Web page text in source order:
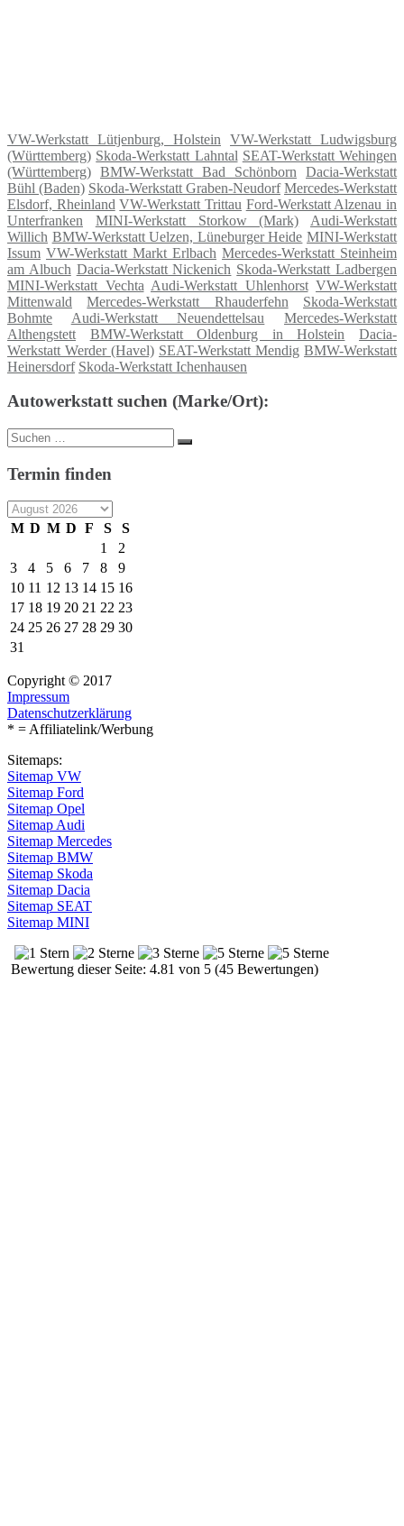
VW-Werkstatt Lütjenburg, Holstein
VW-Werkstatt Ludwigsburg
(Württemberg) Skoda-Werkstatt Lahntal SEAT-Werkstatt Wehingen
(Württemberg) BMW-Werkstatt Bad Schönborn
Dacia-Werkstatt
Bühl (Baden) Skoda-Werkstatt Graben-Neudorf Mercedes-Werkstatt
Elsdorf, Rheinland VW-Werkstatt Trittau Ford-Werkstatt Alzenau in
Unterfranken
MINI-Werkstatt Storkow (Mark)
Audi-Werkstatt
Willich BMW-Werkstatt Uelzen, Lüneburger Heide MINI-Werkstatt
Issum VW-Werkstatt Markt Erlbach Mercedes-Werkstatt Steinheim
am Albuch Dacia-Werkstatt Nickenich Skoda-Werkstatt Ladbergen
MINI-Werkstatt Vechta Audi-Werkstatt Uhlenhorst VW-Werkstatt
Mittenwald
Mercedes-Werkstatt Rhauderfehn
Skoda-Werkstatt
Bohmte
Audi-Werkstatt Neuendettelsau
Mercedes-Werkstatt
Althengstett
BMW-Werkstatt Oldenburg in Holstein
Dacia-
Werkstatt Werder (Havel) SEAT-Werkstatt Mendig BMW-Werkstatt
Heinersdorf Skoda-Werkstatt Ichenhausen
Autowerkstatt suchen (Marke/Ort):
Suche
nach:
Suchen
Termin finden
M D M D F S
S
1
2
3
4 5 6 7 8
9
10 11 12 13 14 15 16
17 18 19 20 21 22 23
24 25 26 27 28 29 30
31
Copyright © 2017
Impressum
Datenschutzerklärung
* = Affiliatelink/Werbung
Sitemaps:
Sitemap VW
Sitemap Ford
Sitemap Opel
Sitemap Audi
Sitemap Mercedes
Sitemap BMW
Sitemap Skoda
Sitemap Dacia
Sitemap SEAT
Sitemap MINI
Bewertung dieser Seite: 4.81 von 5 (45 Bewertungen)